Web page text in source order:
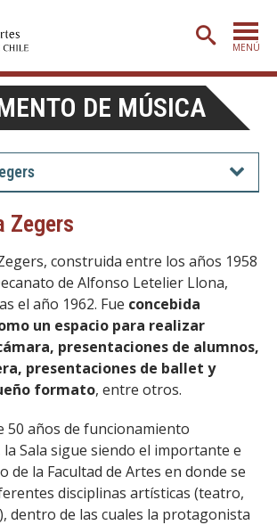
MENÚ
PORTADA
ADMISIÓN
CARRERAS
POSTGRADO
EXTENSIÓN
E INVESTIGACIÓN
BIBLIOTECA
DEPARTAMENTOS
Funcionarias/os
Egresadas/os
DE MÚSICA
Zegers
construida entre los años 1958
de Alfonso Letelier Llona,
el año 1962. Fue concebida
un espacio para realizar
presentaciones de alumnos,
presentaciones de ballet y
formato, entre otros.
50 años de funcionamiento
Sala sigue siendo el importante e
de la Facultad de Artes en donde se
disciplinas artísticas (teatro,
dentro de las cuales la protagonista